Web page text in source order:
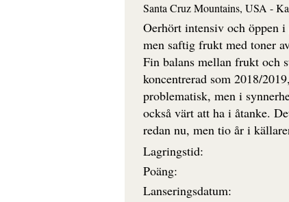
Santa Cruz Mountains, USA -
Oerhört intensiv och öppen
men saftig frukt med toner
Fin balans mellan frukt och
koncentrerad som 2018/
problematisk, men i
också värt att ha i åtanke.
redan nu, men tio år i
Lagringstid:
Poäng:
Lanseringsdatum: